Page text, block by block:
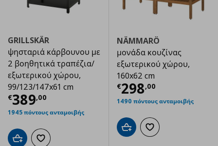
GRILLSKÄR
ψησταριά κάρβουνου με
2 βοηθητικά τραπέζια/
εξωτερικού χώρου,
99/123/147x61 cm
€389,00
Τρέχουσα τιμή € 389,00
1945 πόντους ανταμοιβής
Προσθήκη στο καλάθι
Προσθήκη στα αγαπημένα
NÄMMARÖ
μονάδα κουζίνας
εξωτερικού χώρου,
160x62 cm
€298,00
Τρέχουσα
1490 πόντους ανταμοιβής
Προσθήκη στο καλάθι
Προσθήκη στα